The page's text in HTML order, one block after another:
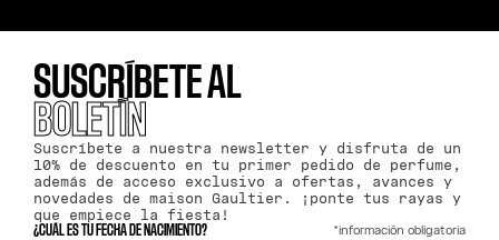
SUSCRÍBETE AL
BOLETÍN
Suscríbete a nuestra newsletter y disfruta de un
10% de descuento en tu primer pedido de perfume,
además de acceso exclusivo a ofertas, avances y
novedades de maison Gaultier. ¡ponte tus rayas y
que empiece la fiesta!
¿CUÁL ES TU FECHA DE NACIMIENTO? *información obligatoria